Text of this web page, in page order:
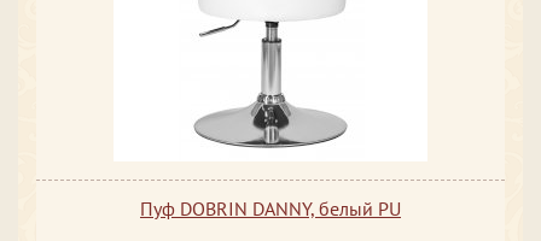
Пуф DOBRIN DANNY, белый PU